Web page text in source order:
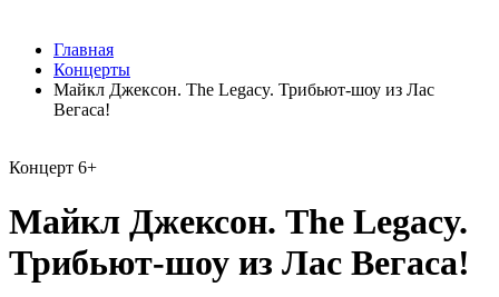
Главная
Концерты
Майкл Джексон. The Legacy. Трибьют-шоу из Лас
Вегаса!
Концерт 6+
Майкл Джексон. The Legacy.
Трибьют-шоу из Лас Вегаса!